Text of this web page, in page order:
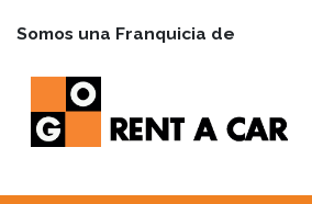
Somos una Franquicia de